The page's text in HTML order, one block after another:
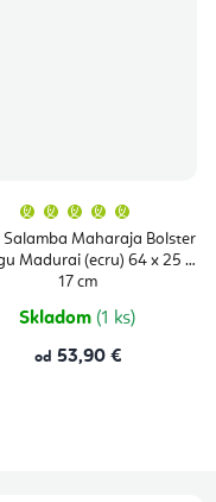
Salamba Maharaja Bolster
Madurai (ecru) 64 x 25 x
17 cm
produktu
je
5,0
Skladom (1 ks)
od 53,90 €